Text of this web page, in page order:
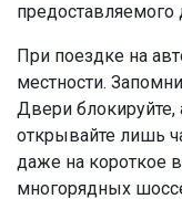
предоставляемого
При поездке на
местности.
Двери блокируйте,
открывайте лишь
даже на короткое
многорядных